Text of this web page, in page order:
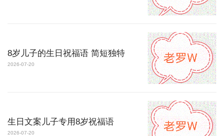
8岁儿子的生日祝福语 简短独特
2026-07-20
生日文案儿子专用8岁祝福语
2026-07-20